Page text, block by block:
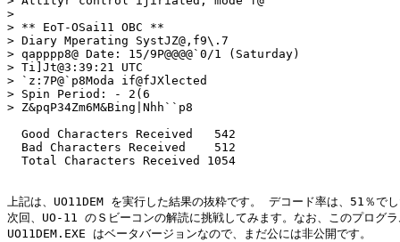
>
> ** EoT-OSai11 OBC **
> Diary Mperating SystJZ@,f9\.7
> qapppp8@ Date: 15/9P@@@@`0/1 (Saturday)
> Ti]Jt@3:39:21 UTC
> `z:7P@`p8Moda if@fJXlected
> Spin Period: - 2(6
> Z&pqP34Zm6M&Bing|Nhh``p8
  Good Characters Received   542
  Bad Characters Received    512
  Total Characters Received 1054
上記は、UO11DEM を実行した結果の抜粋です。 デコード率は、51％で
次回、UO-11 のＳビーコンの解読に挑戦してみます。なお、このプログ
UO11DEM.EXE はベータバージョンなので、まだ公には非公開です。